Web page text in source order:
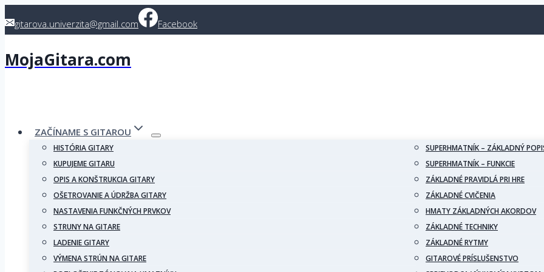
togitarova.univerzita@gmail.com Facebook
MojaGitara.com
ZAČÍNAME S GITAROU
HISTÓRIA GITARY
KUPUJEME GITARU
OPIS A KONŠTRUKCIA GITARY
OŠETROVANIE A ÚDRŽBA GITARY
NASTAVENIA FUNKČNÝCH PRVKOV
STRUNY NA GITARE
LADENIE GITARY
VÝMENA STRÚN NA GITARE
SUPERHMATNÍK – ZÁKLADNÝ
SUPERHMATNÍK – FUNKCIE
ZÁKLADNÉ PRAVIDLÁ PRI HRE
ZÁKLADNÉ CVIČENIA
HMATY ZÁKLADNÝCH AKORDOV
ZÁKLADNÉ TECHNIKY
ZÁKLADNÉ RYTMY
GITAROVÉ PRÍSLUŠENSTVO